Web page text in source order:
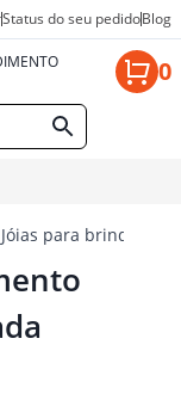
Status do seu pedidoBlog
0
para brindes